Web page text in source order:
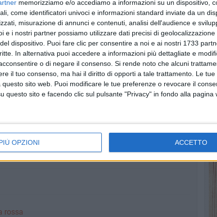
memorizziamo e/o accediamo a informazioni su un dispositivo,
come identificatori univoci e informazioni standard inviate da un
misurazione di annunci e contenuti, analisi dell'audience e
e i nostri partner possiamo utilizzare dati precisi di
dispositivo. Puoi fare clic per consentire a noi e ai nostri 1733
In alternativa puoi accedere a informazioni più dettagliate e
o di negare il consenso. Si rende noto che alcuni
il tuo consenso, ma hai il diritto di opporti a tale trattamento. Le
sito web. Puoi modificare le tue preferenze o revocare il
questo sito e facendo clic sul pulsante "Privacy" in fondo alla pagina
OPZIONI ACCETTO
non noto film girato qualche anno fa nella nostra città
di erogare finanziamenti pubblici.
il paese dal punto di vista turistico, soprattutto
come "a favore del posto") latita.
da un oblò
km di distanza da Bisceglie
rossa